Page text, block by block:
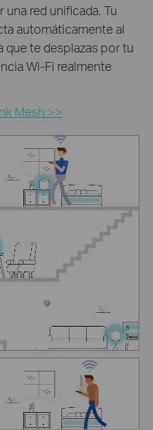
red unificada. Tu
automáticamente al
que te desplazas por tu
Wi-Fi realmente
Mesh >>